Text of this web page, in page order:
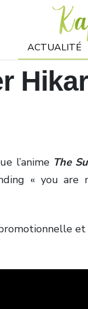
ACTUALITÉ
l’anime The
« you